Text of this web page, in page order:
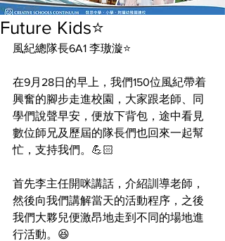
Future Kids⭐️
風紀總隊長6A1 李璈漩⭐️
在9月28日的早上，我們150位風紀帶着
興奮的腳步走進校園，大家跟老師、同
學們說聲早安，便放下背包，途中看見
數位師兄及歷屆的隊長們也回來一起幫
忙，支持我們。💪🏻
首先李主任開咪講話，介紹訓導老師，
然後向我們講解當天的活動程序，之後
我們大夥兒便激昂地走到不同的場地進
行活動。😆